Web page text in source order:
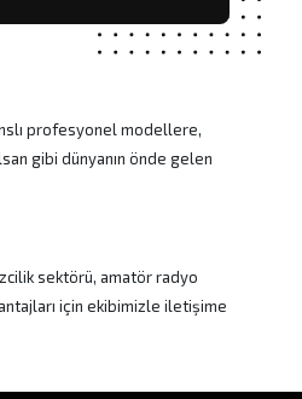
profesyonel modellere,
gibi dünyanın önde gelen
sektörü, amatör radyo
için ekibimizle iletişime